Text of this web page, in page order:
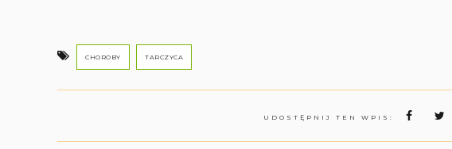
CHOROBY TARCZYCA
UDOSTĘPNIJ TEN WPIS: